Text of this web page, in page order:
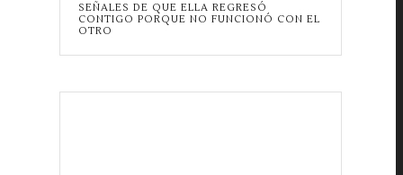
SEÑALES DE QUE ELLA REGRESÓ
CONTIGO PORQUE NO FUNCIONÓ CON EL
OTRO